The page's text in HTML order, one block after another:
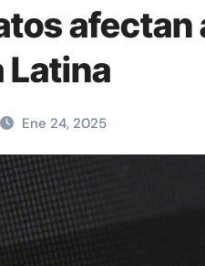
Latina
Ene 24, 2025